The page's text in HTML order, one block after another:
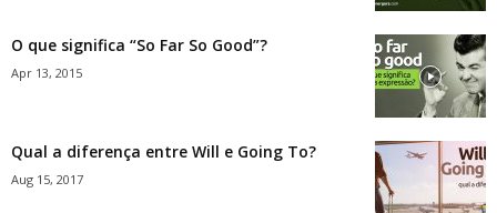
O que significa “So Far So Good”?
Apr 13, 2015
Qual a diferença entre Will e Going To?
Aug 15, 2017